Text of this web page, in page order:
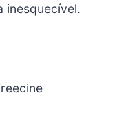
inesquecível.